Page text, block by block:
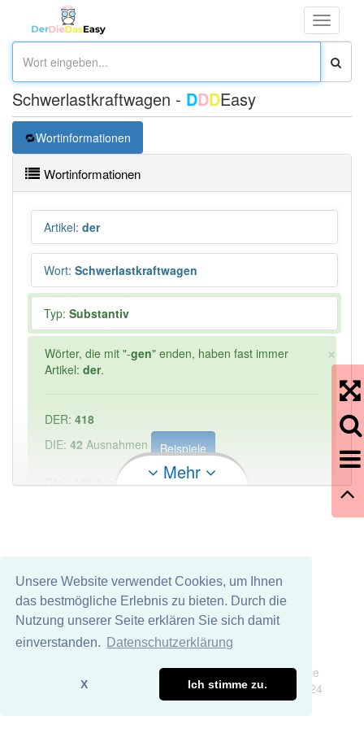
Unsere Website verwendet Cookies, um Ihnen
das bestmögliche Erlebnis zu bieten. Durch die
Nutzung unserer Seite erklären Sie sich damit
einverstanden.
Datenschutzerklärung
X Ich stimme zu.
Toggle
Schwerlastkraftwagen - DDDEasy
Wortinformationen
Wortinformationen
Artikel: der
Wort: Schwerlastkraftwagen
Typ: Substantiv
×
Wörter, die mit "-gen" enden, haben fast immer
Artikel: der.
DER: 418
DIE: 42 Ausnahmen Beispiele
DAS:198Ausnahmen Beispiele
Häufigkeit: 2 von 10
Wörter mit Endung-schwerlastkraftwagenaber mit
einem anderen Artikel: -1
91% unserer Spielapp-Nutzer haben den Artikel
Mehr
Wir übernehmen keine Garantie und keine Haftung für die
Richtigkeit und Vollständigkeit dieser Seite. DDDEasy 2024